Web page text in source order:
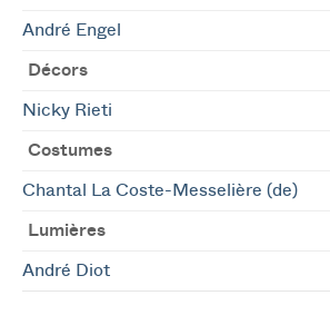
André Engel
Décors
Nicky Rieti
Costumes
Chantal La Coste-Messelière (de)
Lumières
André Diot